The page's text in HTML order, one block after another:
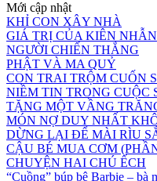
Mới cập nhật
KHỈ CON XÂY NHÀ
GIÁ TRỊ CỦA KIÊN NHẪN
NGƯỜI CHIẾN THẮNG
PHẬT VÀ MA QUỶ
CON TRAI TRỘM CUỐN
NIỀM TIN TRONG CUỘC
TẶNG MỘT VẦNG
MÓN NỢ DUY NHẤT
DỪNG LẠI ĐỂ MÀI RÌU
CẬU BÉ MUA CƠM
CHUYỆN HAI CHÚ ẾCH
“Cuồng” búp bê Barbie – bà